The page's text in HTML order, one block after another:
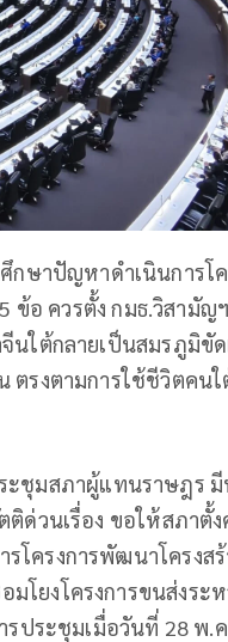
กษาปัญหาดำเนินการโ
ข้อ ควรตั้ง กมธ.วิสามัญ
นใต้กลายเป็นสมรภูมิขั
ตรงตามการใช้ชีวิตคน
ะชุมสภาผู้แทนราษฎร
วนเรื่อง ขอให้สภาตั้ง
โครงการพัฒนาโครงส
โยงโครงการขนส่งระ
ประชุมเมื่อวันที่ 28 พ.